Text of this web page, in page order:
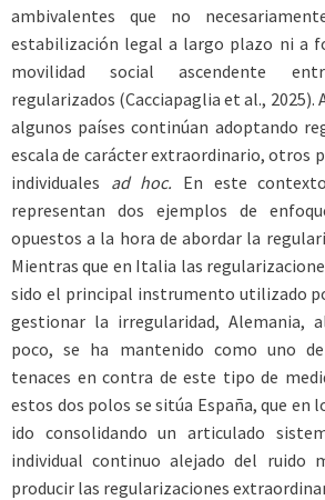
ambivalentes que no
estabilización legal a largo plazo ni a
movilidad social ascendente
regularizados (Cacciapaglia et al., 2025).
algunos países continúan adoptando
escala de carácter extraordinario, otros
individuales ad hoc. En este
representan dos ejemplos de
opuestos a la hora de abordar la
Mientras que en Italia las
sido el principal instrumento utilizado
gestionar la irregularidad, Alemania,
poco, se ha mantenido como uno
tenaces en contra de este tipo de
estos dos polos se sitúa España, que en
ido consolidando un articulado
individual continuo alejado del ruido
producir las regularizaciones